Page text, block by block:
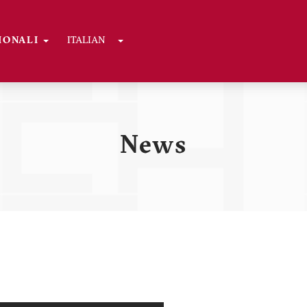
ITALIAN Toggle Dropdown
News